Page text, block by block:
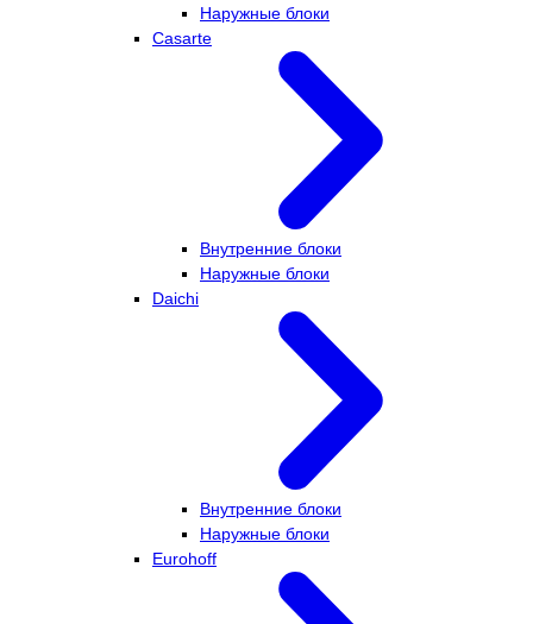
Наружные блоки
Casarte
Внутренние блоки
Наружные блоки
Daichi
Внутренние блоки
Наружные блоки
Eurohoff